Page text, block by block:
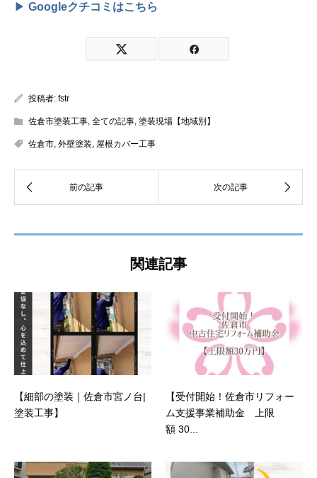
▶ Googleクチコミはこちら
投稿者: fstr
佐倉市塗装工事, 全ての記事, 塗装現場【地域別】
佐倉市, 外壁塗装, 屋根カバー工事
関連記事
【細部の塗装｜佐倉市宮ノ台|
塗装工事】
【受付開始！佐倉市リフォー
ム支援事業補助金 上限
額 30...